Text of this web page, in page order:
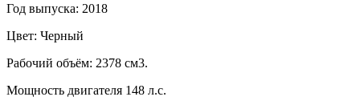
Год выпуска: 2018
Цвет: Черный
Рабочий объём: 2378 см3.
Мощность двигателя 148 л.с.